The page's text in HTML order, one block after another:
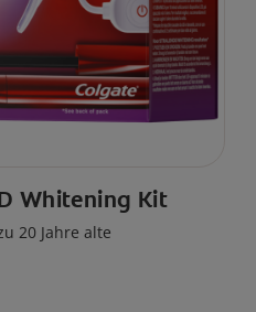
Whitening Kit
20 Jahre alte